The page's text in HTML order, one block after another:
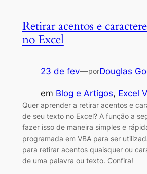
Retirar acentos e
no Excel
23 de fev—porDouglas
em Blog e Artigos, Excel
Quer aprender a retirar acentos e
de seu texto no Excel? A função a
fazer isso de maneira simples e
programada em VBA para ser
para retirar acentos quaisquer ou
de uma palavra ou texto. Confira!